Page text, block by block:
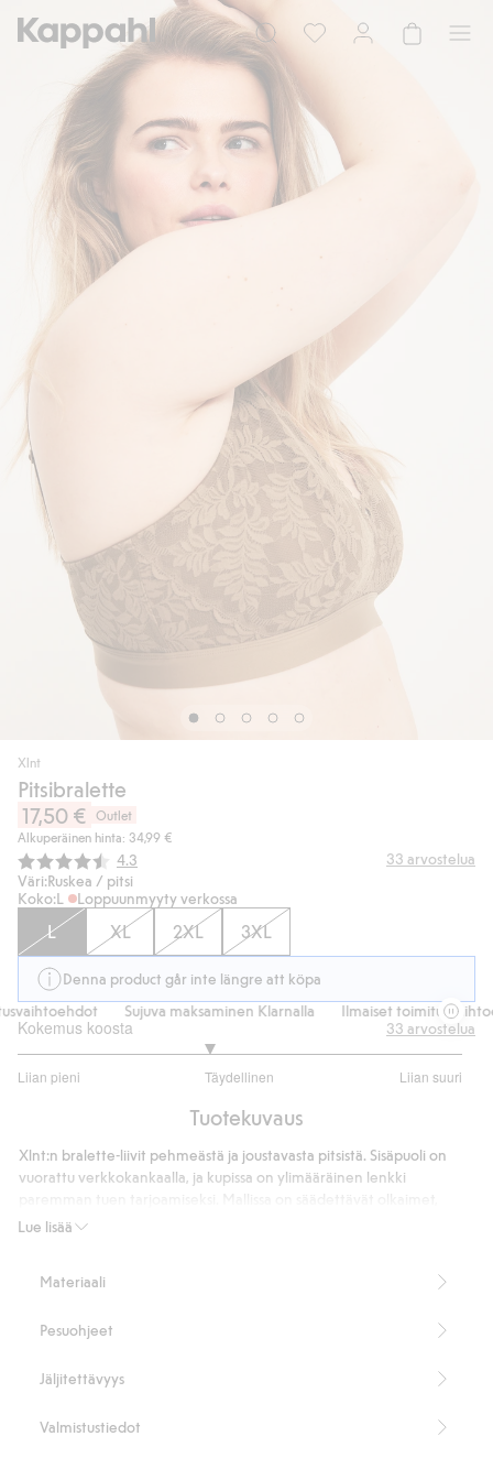
Xlnt
Pitsibralette
17,50 €
Outlet
Alkuperäinen hinta: 34,99 €
Keskimääräinen luokitus:
4.3 33 arvostelua
Väri:Ruskea / pitsi
Koko:L Loppuunmyyty verkossa
L XL 2XL 3XL
Denna product går inte längre att köpa
Sujuva maksaminen Klarnalla Ilmaiset
Kokemus koosta
Liian pieni Täydellinen Liian suuri
/
ääneen
33 arvostelua
Tuotekuvaus
Lue lisää
Xlnt:n bralette-liivit pehmeästä ja joustavasta pitsistä. Sisäpuoli on
vuorattu verkkokankaalla, ja kupissa on ylimääräinen lenkki
kiinnitys selässä ja joustava vyötärönauha, joka on päällystetty
Vuorattu verkkokankaalla
Säädettävät olkaimet
Sisältää 87 % kierrätettyä polyamidia.
Kierrätettyä polyamidia sisältävä sekoitekangas
Materiaali
Pesuohjeet
Jäljitettävyys
Valmistustiedot